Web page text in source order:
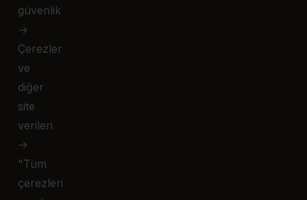
güvenlik
→
Çerezler
ve
diğer
site
verileri
→
"Tüm
çerezleri